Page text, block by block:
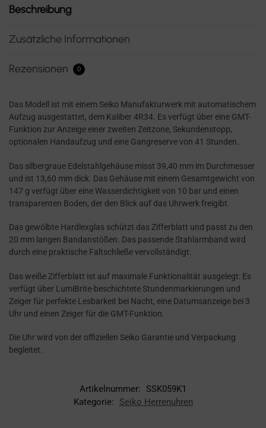
Beschreibung
Zusätzliche Informationen
Rezensionen 0
Das Modell ist mit einem Seiko Manufakturwerk mit automatischem
Aufzug ausgestattet, dem Kaliber 4R34. Es verfügt über eine GMT-
Funktion zur Anzeige einer zweiten Zeitzone, Sekundenstopp,
optionalen Handaufzug und eine Gangreserve von 41 Stunden.
Das silbergraue Edelstahlgehäuse misst 39,40 mm im Durchmesser
und ist 13,60 mm dick. Das Gehäuse mit einem Gesamtgewicht von
147 g verfügt über eine Wasserdichtigkeit von 10 bar und einen
transparenten Boden, der den Blick auf das Uhrwerk freigibt.
Das gewölbte Hardlexglas schützt das Zifferblatt und passt zu den
20 mm langen Bandanstößen. Das passende Stahlarmband wird
durch eine praktische Faltschließe vervollständigt.
Das weiße Zifferblatt ist auf maximale Funktionalität ausgelegt: Es
verfügt über LumiBrite-beschichtete Stundenmarkierungen und
Zeiger für perfekte Lesbarkeit bei Nacht, eine Datumsanzeige bei 3
Uhr und einen Zeiger für die GMT-Funktion.
Die Uhr wird von der offiziellen Seiko Garantie und Verpackung
begleitet.
Artikelnummer: SSK059K1
Kategorie:
Seiko Herrenuhren